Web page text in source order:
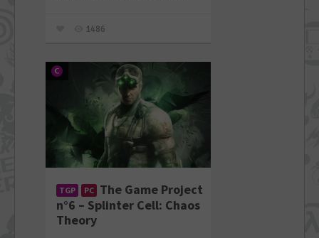
1486
TGP PC The Game Project
n°6 – Splinter Cell: Chaos
Theory